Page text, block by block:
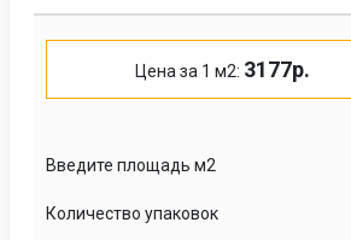
Цена за 1 м2: 3177р.
Введите площадь м2
Количество упаковок